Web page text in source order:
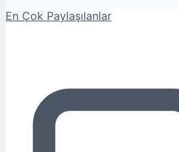
En Çok Paylaşılanlar